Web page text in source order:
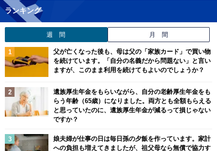
ランキング
週 間 月 間
父が亡くなった後も、母は父の「家族カード」で買い物
を続けています。「自分の名義だから問題ない」と言い
ますが、このまま利用を続けてもよいのでしょうか？
遺族厚生年金をもらいながら、自分の老齢厚生年金をも
らう年齢（65歳）になりました。両方とも全額もらえる
と思っていたのに、遺族厚生年金が減るって損じゃない
ですか？
娘夫婦が仕事の日は毎日孫の夕飯を作っています。家計
への負担も増えてきましたが、祖父母なら無償で協力す